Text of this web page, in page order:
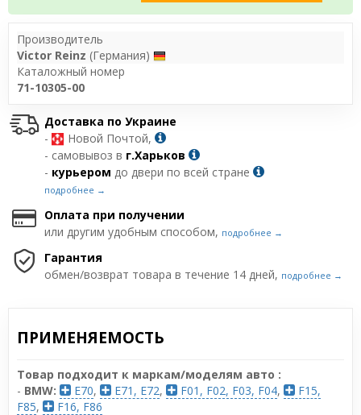
Производитель
Victor Reinz (Германия)
Каталожный номер
71-10305-00
Доставка по Украине
-
Новой Почтой,
- самовывоз в г.Харьков
- курьером до двери по всей стране
подробнее →
Оплата при получении
или другим удобным способом, подробнее →
Гарантия
обмен/возврат товара в течение 14 дней, подробнее →
ПРИМЕНЯЕМОСТЬ
Товар подходит к маркам/моделям авто :
- BMW: E70, E71, E72, F01, F02, F03, F04,
F15,
F85,
F16, F86